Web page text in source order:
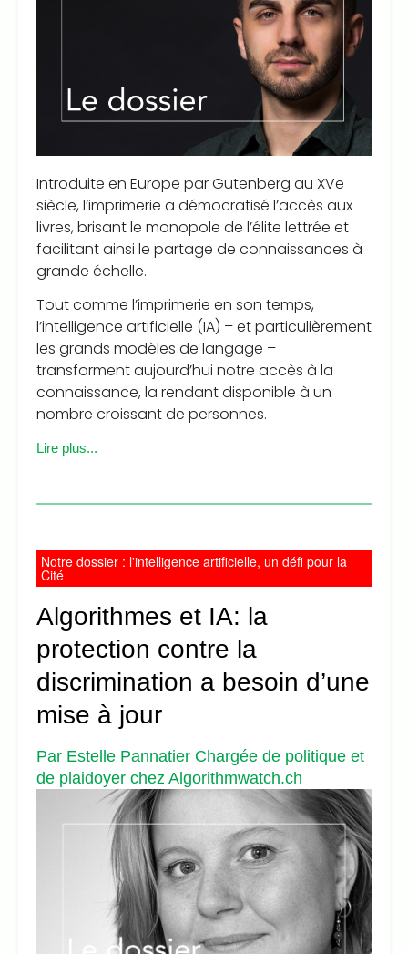
Introduite en Europe par Gutenberg au XVe
siècle, l’imprimerie a démocratisé l’accès aux
livres, brisant le monopole de l’élite lettrée et
facilitant ainsi le partage de connaissances à
grande échelle.
Tout comme l’imprimerie en son temps,
l’intelligence artificielle (IA) – et particulièrement
les grands modèles de langage –
transforment aujourd’hui notre accès à la
connaissance, la rendant disponible à un
nombre croissant de personnes.
Lire plus...
Notre dossier : l'intelligence artificielle, un défi pour la
Cité
Algorithmes et IA: la
protection contre la
discrimination a besoin d’une
mise à jour
Par Estelle Pannatier Chargée de politique et
de plaidoyer chez Algorithmwatch.ch